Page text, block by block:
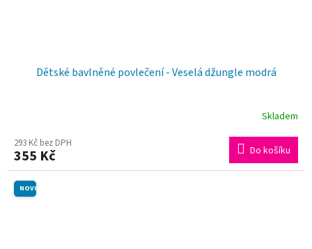
Dětské bavlněné povlečení - Veselá džungle modrá
Skladem
293 Kč bez DPH
355 Kč Do košíku
NOVINKA